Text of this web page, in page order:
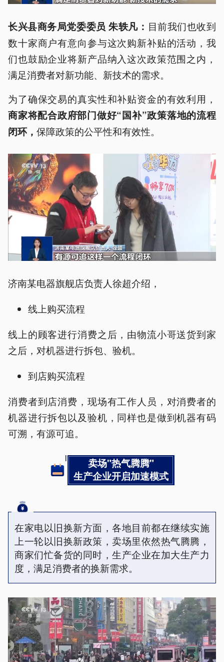
长兴县商务局党委委员 朱轶凡： 目前我们也收到
数十家商户有意向参与这次购新补贴的活动，我
们也鼓励企业将新产品纳入这次政策范围之内，
满足消费者对新功能、新技术的需求。
为了确保交易的真实性和补贴资金的有效利用，
商家将配合政府部门做好“国补”政策落地的流程
闭环， 保障政策的公平性和有效性。
济南某电器旗舰店负责人徐超介绍，
线上购买流程
线上的顾客进行消费之后，由物流小哥送货到家
之后，对机器进行拆包、验机。
到店购买流程
消费者到店消费，现场有工作人员，对消费者的
机器进行拆包以及验机，同样也是做到机器有码
可溯，有源可追。
卖场"热气腾腾"
生产企业开启加速模式
在家电以旧换新方面，各地目前都在继续实施
上一轮以旧换新政策，卖场里依然热气腾腾，
商家们忙备货的同时，生产企业在加大生产力
度，满足消费者的换新需求。